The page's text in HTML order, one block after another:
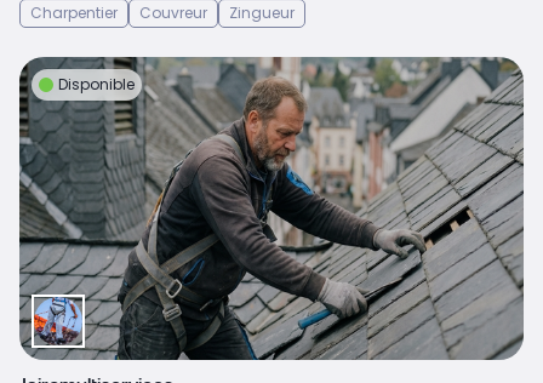
Charpentier
Couvreur Zingueur
Disponible